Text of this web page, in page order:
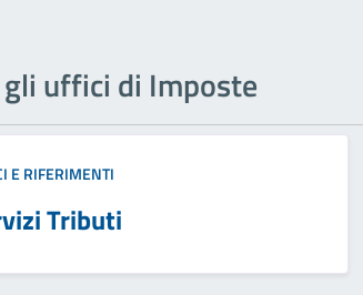
uffici di Imposte
E RIFERIMENTI
Tributi